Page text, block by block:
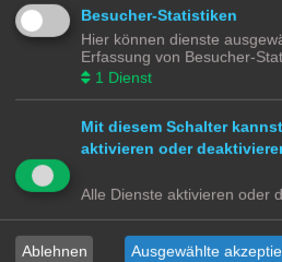
Wagons
Alles rund um die Wagons
Gleise
Alles rund um das Gleis
Lokomotiven | Züge
Alles rund um die Lokomotive
Wagons
Gleise
Alles rund um das Gleis
Besucher-Statistiken
Hier können dienste
Erfassung von Besucher-
1 Dienst
Mit diesem Schalter
aktivieren oder
Alle Dienste aktivieren oder
Ablehnen Ausgewählte